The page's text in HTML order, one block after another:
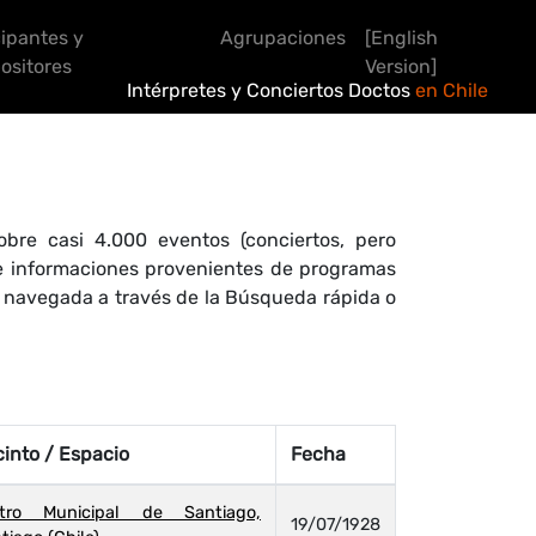
y
Agrupaciones
[English
Version]
Intérpretes y Conciertos Doctos en Chile
casi 4.000 eventos (conciertos, pero
provenientes de programas
a través de la Búsqueda rápida o
/ Espacio Fecha
Municipal de Santiago,
19/07/1928